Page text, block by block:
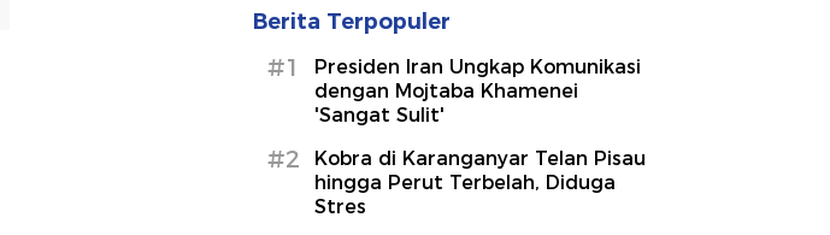
Berita Terpopuler
#1
Presiden Iran Ungkap Komunikasi
dengan Mojtaba Khamenei
'Sangat Sulit'
#2
Kobra di Karanganyar Telan Pisau
hingga Perut Terbelah, Diduga
Stres